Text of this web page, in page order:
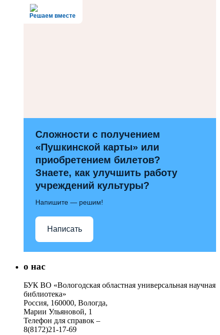
Решаем вместе
Сложности с получением
«Пушкинской карты» или
приобретением билетов?
Знаете, как улучшить работу
учреждений культуры?
Напишите — решим!
Написать
о нас
БУК ВО «Вологодская областная универсальная научная
библиотека»
Россия, 160000, Вологда,
Марии Ульяновой, 1
Телефон для справок –
8(8172)21-17-69